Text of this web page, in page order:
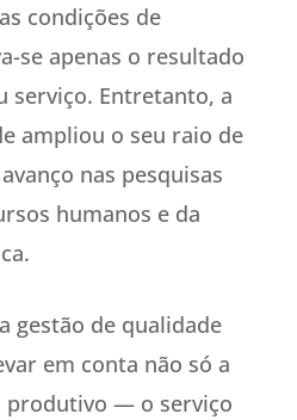
condições de
se apenas o resultado
serviço. Entretanto, a
ampliou o seu raio de
nas pesquisas
humanos e da
gestão de qualidade
em conta não só a
produtivo — o serviço